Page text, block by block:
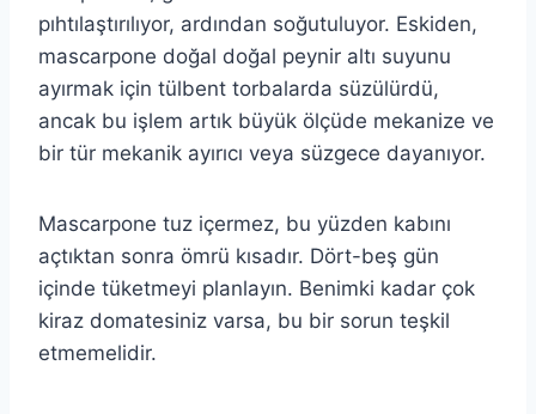
pıhtılaştırılıyor, ardından soğutuluyor. Eskiden,
mascarpone doğal doğal peynir altı suyunu
ayırmak için tülbent torbalarda süzülürdü,
ancak bu işlem artık büyük ölçüde mekanize ve
bir tür mekanik ayırıcı veya süzgece dayanıyor.
Mascarpone tuz içermez, bu yüzden kabını
açtıktan sonra ömrü kısadır. Dört-beş gün
içinde tüketmeyi planlayın. Benimki kadar çok
kiraz domatesiniz varsa, bu bir sorun teşkil
etmemelidir.